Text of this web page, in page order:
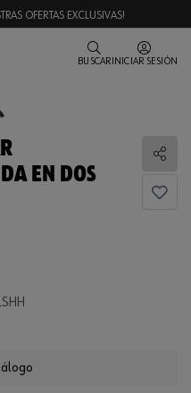
OFERTAS EXCLUSIVAS!
BUSCAR INICIAR SESIÓN
EN DOS